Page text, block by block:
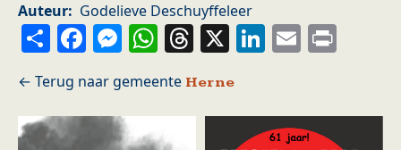
Auteur Godelieve Deschuyffeleer
ShareFacebook
Messenger
WhatsApp
Threads
X LinkedIn
Email
Herne